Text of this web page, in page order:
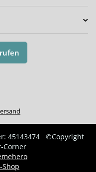
45143474
©Copyright
Corner
Shop